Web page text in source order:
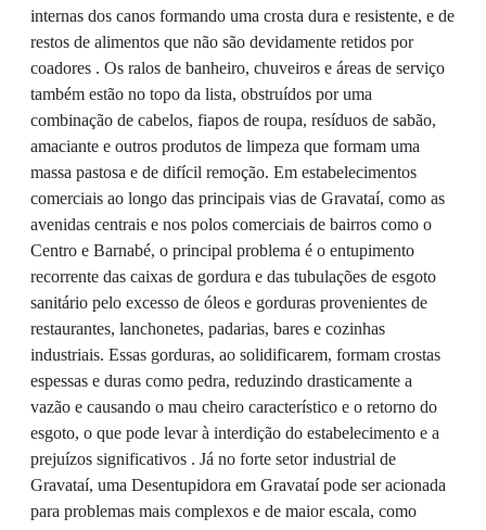
internas dos canos formando uma crosta dura e resistente, e de
restos de alimentos que não são devidamente retidos por
coadores . Os ralos de banheiro, chuveiros e áreas de serviço
também estão no topo da lista, obstruídos por uma
combinação de cabelos, fiapos de roupa, resíduos de sabão,
amaciante e outros produtos de limpeza que formam uma
massa pastosa e de difícil remoção. Em estabelecimentos
comerciais ao longo das principais vias de Gravataí, como as
avenidas centrais e nos polos comerciais de bairros como o
Centro e Barnabé, o principal problema é o entupimento
recorrente das caixas de gordura e das tubulações de esgoto
sanitário pelo excesso de óleos e gorduras provenientes de
restaurantes, lanchonetes, padarias, bares e cozinhas
industriais. Essas gorduras, ao solidificarem, formam crostas
espessas e duras como pedra, reduzindo drasticamente a
vazão e causando o mau cheiro característico e o retorno do
esgoto, o que pode levar à interdição do estabelecimento e a
prejuízos significativos . Já no forte setor industrial de
Gravataí, uma Desentupidora em Gravataí pode ser acionada
para problemas mais complexos e de maior escala, como